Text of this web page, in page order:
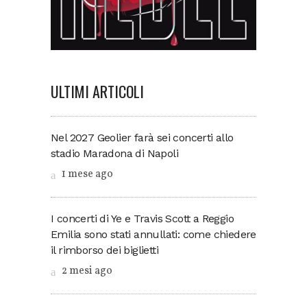
ULTIMI ARTICOLI
Nel 2027 Geolier farà sei concerti allo
stadio Maradona di Napoli
1 mese ago
I concerti di Ye e Travis Scott a Reggio
Emilia sono stati annullati: come chiedere
il rimborso dei biglietti
2 mesi ago